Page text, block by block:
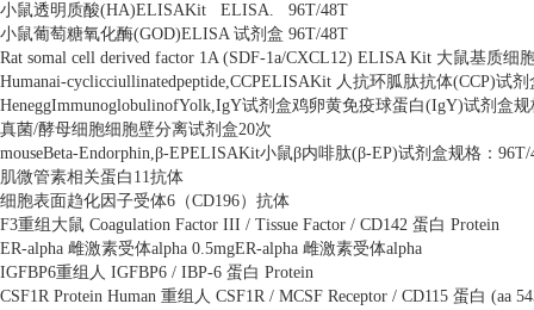
小鼠透明质酸(HA)ELISAKit ELISA.
96T/48T
小鼠葡萄糖氧化酶(GOD)ELISA 试剂盒 96T/48T
Rat somal cell derived factor 1A (SDF-1a/CXCL12) ELISA Kit 大鼠基质细
Humanai-cyclicciullinatedpeptide,CCPELISAKit 人抗环胍肽抗体(CCP)试剂
HeneggImmunoglobulinofYolk,IgY试剂盒鸡卵黄免疫球蛋白(IgY)试剂盒规
真菌/酵母细胞细胞壁分离试剂盒20次
mouseBeta-Endorphin,β-EPELISAKit小鼠β内啡肽(β-EP)试剂盒规格： 96T/
肌微管素相关蛋白 11抗体
细胞表面趋化因子受体6 （CD196）抗体
F3重组大鼠 Coagulation Factor III / Tissue Factor / CD142 蛋白 Protein
ER-alpha 雌激素受体alpha 0.5mgER-alpha 雌激素受体alpha
IGFBP6重组人 IGFBP6 / IBP-6 蛋白 Protein
CSF1R Protein Human 重组人 CSF1R / MCSF Receptor / CD115 蛋白 (aa